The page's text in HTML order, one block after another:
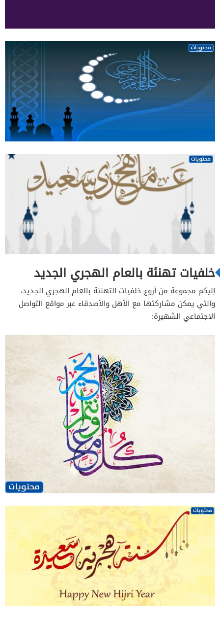
خلفيات تهنئة بالعام الهجري الجديد
إليكم مجموعة من أروع خلفيات التهنئة بالعام الهجري الجديد،
والتي يمكن مشاركتها مع الأهل والأصدقاء عبر مواقع التواصل
الاجتماعي الشهيرة: